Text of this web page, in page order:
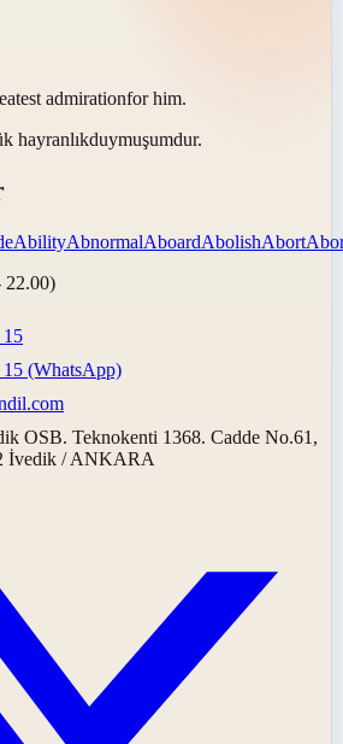
admirationfor him.
hayranlıkduymuşumdur.
AbilityAbnormalAboardAbolishAbort
22.00)
15
15 (WhatsApp)
OSB. Teknokenti 1368. Cadde No.61,
İvedik / ANKARA